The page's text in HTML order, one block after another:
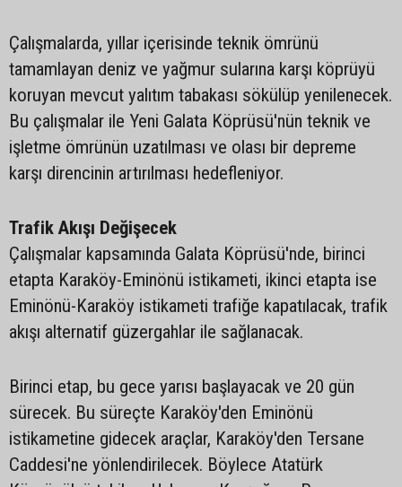
Çalışmalarda, yıllar içerisinde teknik ömrünü
tamamlayan deniz ve yağmur sularına karşı köprüyü
koruyan mevcut yalıtım tabakası sökülüp yenilenecek.
Bu çalışmalar ile Yeni Galata Köprüsü'nün teknik ve
işletme ömrünün uzatılması ve olası bir depreme
karşı direncinin artırılması hedefleniyor.
Trafik Akışı Değişecek
Çalışmalar kapsamında Galata Köprüsü'nde, birinci
etapta Karaköy-Eminönü istikameti, ikinci etapta ise
Eminönü-Karaköy istikameti trafiğe kapatılacak, trafik
akışı alternatif güzergahlar ile sağlanacak.
Birinci etap, bu gece yarısı başlayacak ve 20 gün
sürecek. Bu süreçte Karaköy'den Eminönü
istikametine gidecek araçlar, Karaköy'den Tersane
Caddesi'ne yönlendirilecek. Böylece Atatürk